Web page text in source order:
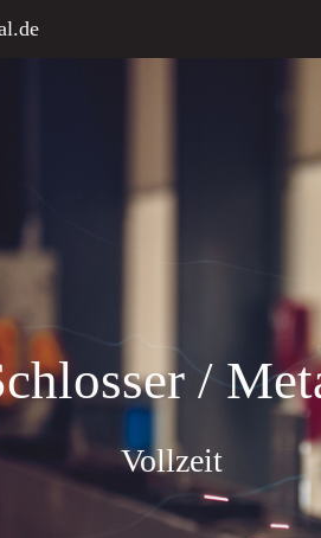
/
Vollzeit